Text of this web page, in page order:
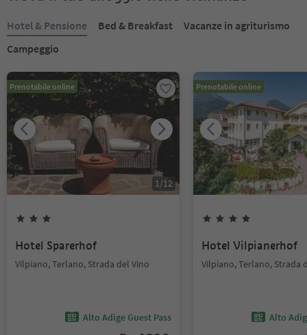
Hotel & Pensione Bed & Breakfast
Vacanze in agriturismo
Campeggio
Prenotabile online
1/12
Hotel Sparerhof
Vilpiano, Terlano, Strada del Vino
Alto Adige Guest Pass
Prenotabile online
Hotel Vilpianerhof
Vilpiano, Terlano, Strada
Alto